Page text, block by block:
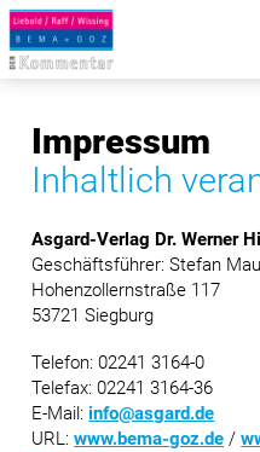
Impressum
Inhaltlich
Asgard-Verlag Dr. Werner
Geschäftsführer: Stefan
Hohenzollernstraße 117
53721 Siegburg
Telefon: 02241 3164-0
Telefax: 02241 3164-36
E-Mail:info@asgard.de
URL:www.bema-goz.de /